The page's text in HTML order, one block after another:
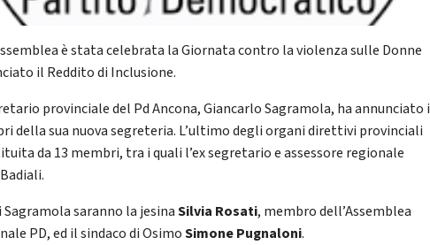
è stata celebrata la Giornata contro la violenza sulle Donne
il Reddito di Inclusione.
provinciale del Pd Ancona, Giancarlo Sagramola, ha annunciato i
della sua nuova segreteria. L’ultimo degli organi direttivi provinciali
da 13 membri, tra i quali l’ex segretario e assessore regionale
Sagramola saranno la jesinaSilvia Rosati, membro dell’Assemblea
PD, ed il sindaco di OsimoSimone Pugnaloni.